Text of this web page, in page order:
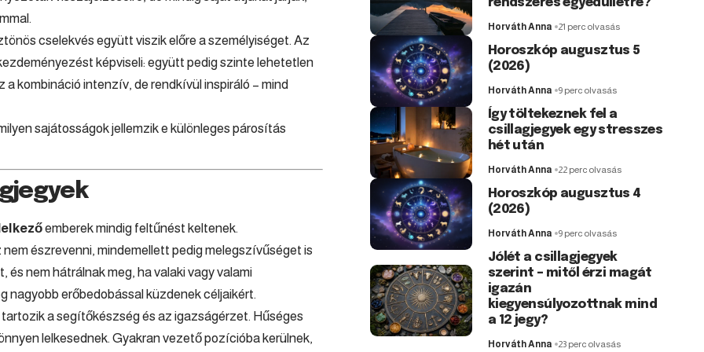
cselekvés együtt viszik előre a személyiséget. Az
képviseli: együtt pedig szinte lehetetlen
kombináció intenzív, de rendkívül inspiráló – mind
sajátosságok jellemzik e különleges párosítás
emberek mindig feltűnést keltenek.
észrevenni, mindemellett pedig melegszívűséget is
nem hátrálnak meg, ha valaki vagy valami
nagyobb erőbedobással küzdenek céljaikért.
a segítőkészség és az igazságérzet. Hűséges
lelkesednek. Gyakran vezető pozícióba kerülnek,
rendszeres egyedüllétre?
Horváth Anna 21 perc olvasás
Horoszkóp augusztus 5
(2026)
Horváth Anna 9 perc olvasás
Így töltekeznek fel a
csillagjegyek egy stresszes
hét után
Horváth Anna 22 perc olvasás
Horoszkóp augusztus 4
(2026)
Horváth Anna 9 perc olvasás
Jólét a csillagjegyek
szerint – mitől érzi magát
igazán
kiegyensúlyozottnak mind
a 12 jegy?
Horváth Anna 23 perc olvasás